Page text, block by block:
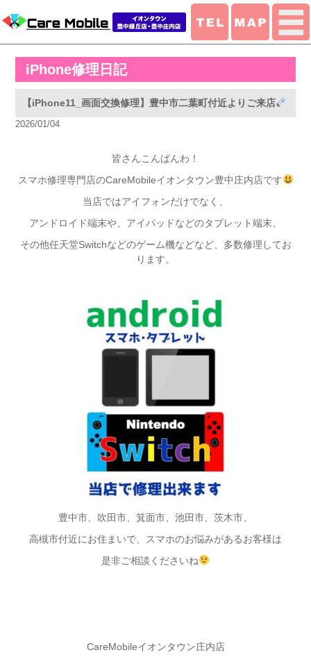
iPhone修理日記
【iPhone11_画面交換修理】豊中市二葉町付近よりご来店
2026/01/04
皆さんこんばんわ！
スマホ修理専門店のCareMobileイオンタウン豊中庄内店です
当店ではアイフォンだけでなく、
アンドロイド端末や、アイパッドなどのタブレット端末、
その他任天堂Switchなどのゲーム機などなど、多数修理してお
ります。
豊中市、吹田市、箕面市、池田市、茨木市、
高槻市付近にお住まいで、スマホのお悩みがあるお客様は
是非ご相談くださいね
CareMobileイオンタウン庄内店